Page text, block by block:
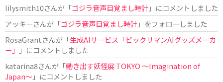
lilysmith10さんが「ゴジラ音声目覚まし時計」にコメントしました
アッキーさんが「ゴジラ音声目覚まし時計」をフォローしました
RosaGrantさんが「生成AIサービス「ビックリマンAIグッズメーカ
ー」
」にコメントしました
katarina8さんが「動き出す妖怪展 TOKYO 〜Imagination of
Japan〜」にコメントしました